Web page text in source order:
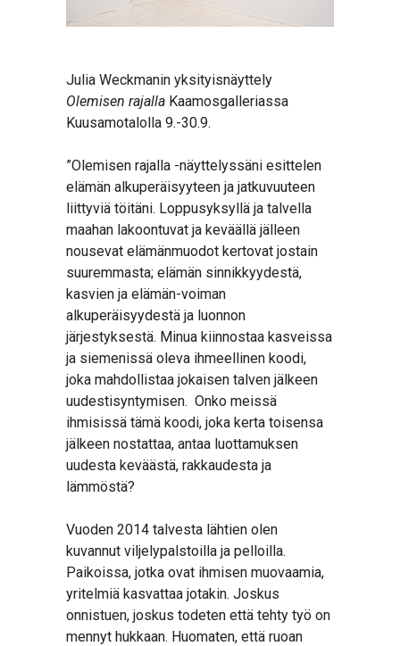
Julia Weckmanin yksityisnäyttely
Olemisen rajalla Kaamosgalleriassa
Kuusamotalolla 9.-30.9.
”Olemisen rajalla -näyttelyssäni esittelen
elämän alkuperäisyyteen ja jatkuvuuteen
liittyviä töitäni. Loppusyksyllä ja talvella
maahan lakoontuvat ja keväällä jälleen
nousevat elämänmuodot kertovat jostain
suuremmasta; elämän sinnikkyydestä,
kasvien ja elämän-voiman
alkuperäisyydestä ja luonnon
järjestyksestä. Minua kiinnostaa kasveissa
ja siemenissä oleva ihmeellinen koodi,
joka mahdollistaa jokaisen talven jälkeen
uudestisyntymisen. Onko meissä
ihmisissä tämä koodi, joka kerta toisensa
jälkeen nostattaa, antaa luottamuksen
uudesta keväästä, rakkaudesta ja
lämmöstä?
Vuoden 2014 talvesta lähtien olen
kuvannut viljelypalstoilla ja pelloilla.
Paikoissa, jotka ovat ihmisen muovaamia,
yritelmiä kasvattaa jotakin. Joskus
onnistuen, joskus todeten että tehty työ on
mennyt hukkaan. Huomaten, että ruoan